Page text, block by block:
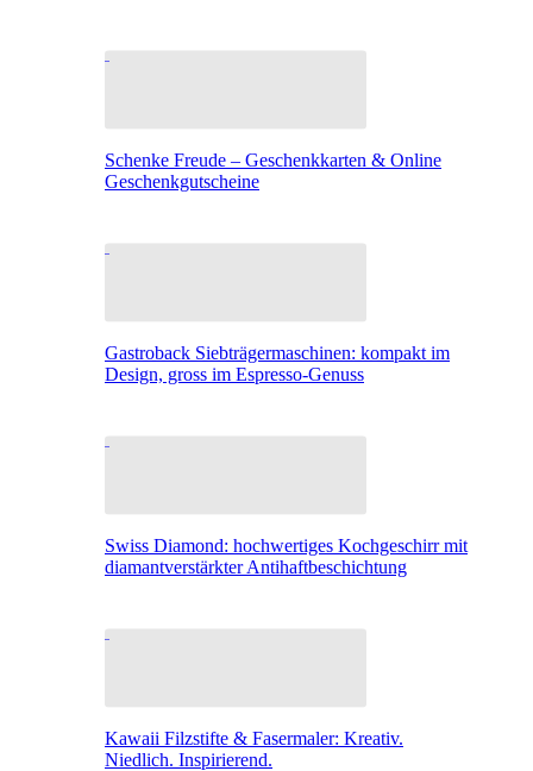
Schenke Freude – Geschenkkarten & Online
Geschenkgutscheine
Gastroback Siebträgermaschinen: kompakt im
Design, gross im Espresso-Genuss
Swiss Diamond: hochwertiges Kochgeschirr mit
diamantverstärkter Antihaftbeschichtung
Kawaii Filzstifte & Fasermaler: Kreativ.
Niedlich. Inspirierend.